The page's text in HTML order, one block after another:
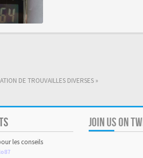
DE TROUVAILLES DIVERSES »
les conseils
JOIN US ON